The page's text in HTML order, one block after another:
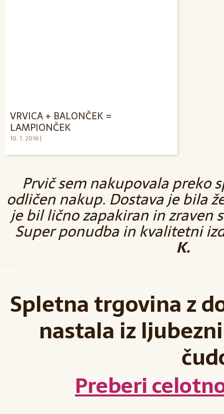
VRVICA + BALONČEK =
LAMPIONČEK
10. 1. 2016 |
Prvič sem nakupovala preko
odličen nakup. Dostava je bila
je bil lično zapakiran in zraven
Super ponudba in kvalitetni
K.
Spletna trgovina z
nastala iz
Preberi